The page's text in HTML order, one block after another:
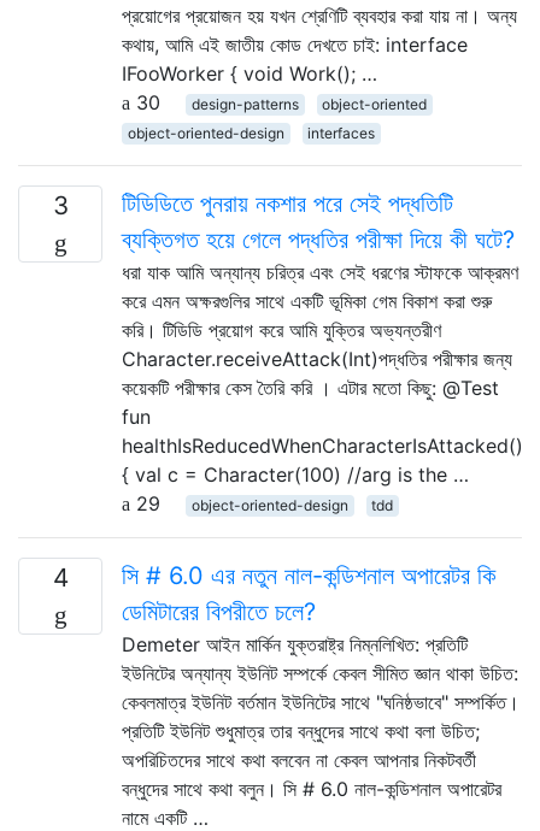
প্রয়োগের প্রয়োজন হয় যখন শ্রেণিটি ব্যবহার করা যায় না। অন্য
কথায়, আমি এই জাতীয় কোড দেখতে চাই: interface
IFooWorker { void Work(); …
30
design-patterns
object-oriented
object-oriented-design
interfaces
3
টিডিডিতে পুনরায় নকশার পরে সেই পদ্ধতিটি
ব্যক্তিগত হয়ে গেলে পদ্ধতির পরীক্ষা দিয়ে কী ঘটে?
ধরা যাক আমি অন্যান্য চরিত্র এবং সেই ধরণের স্টাফকে আক্রমণ
করে এমন অক্ষরগুলির সাথে একটি ভূমিকা গেম বিকাশ করা শুরু
করি। টিডিডি প্রয়োগ করে আমি যুক্তির অভ্যন্তরীণ
Character.receiveAttack(Int)পদ্ধতির পরীক্ষার জন্য
কয়েকটি পরীক্ষার কেস তৈরি করি । এটার মতো কিছু: @Test
fun
healthIsReducedWhenCharacterIsAttacked()
{ val c = Character(100) //arg is the …
29
object-oriented-design tdd
4
সি # 6.0 এর নতুন নাল-কন্ডিশনাল অপারেটর কি
ডেমিটারের বিপরীতে চলে?
Demeter আইন মার্কিন যুক্তরাষ্ট্র নিম্নলিখিত: প্রতিটি
ইউনিটের অন্যান্য ইউনিট সম্পর্কে কেবল সীমিত জ্ঞান থাকা উচিত:
কেবলমাত্র ইউনিট বর্তমান ইউনিটের সাথে "ঘনিষ্ঠভাবে" সম্পর্কিত।
প্রতিটি ইউনিট শুধুমাত্র তার বন্ধুদের সাথে কথা বলা উচিত;
অপরিচিতদের সাথে কথা বলবেন না কেবল আপনার নিকটবর্তী
বন্ধুদের সাথে কথা বলুন। সি # 6.0 নাল-কন্ডিশনাল অপারেটর
নামে একটি …